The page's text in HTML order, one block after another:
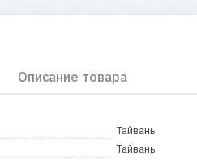
Описание товара
Тайвань
Тайвань